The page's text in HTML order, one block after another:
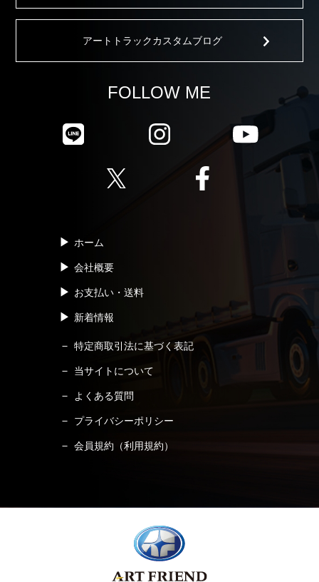
アートトラックカスタムブログ
FOLLOW ME
ホーム
会社概要
お支払い・送料
新着情報
特定商取引法に基づく表記
当サイトについて
よくある質問
プライバシーポリシー
会員規約（利用規約）